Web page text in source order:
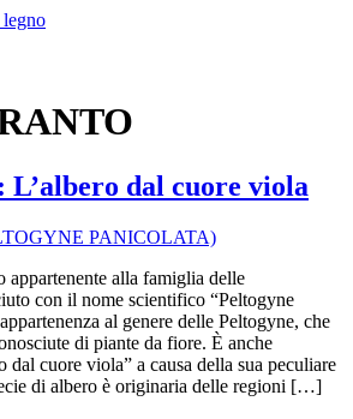
dal cuore viola
appartenente alla famiglia delle
con il nome scientifico “Peltogyne
al genere delle Peltogyne, che
di piante da fiore. È anche
dal cuore viola” a causa della sua peculiare
di albero è originaria delle regioni […]